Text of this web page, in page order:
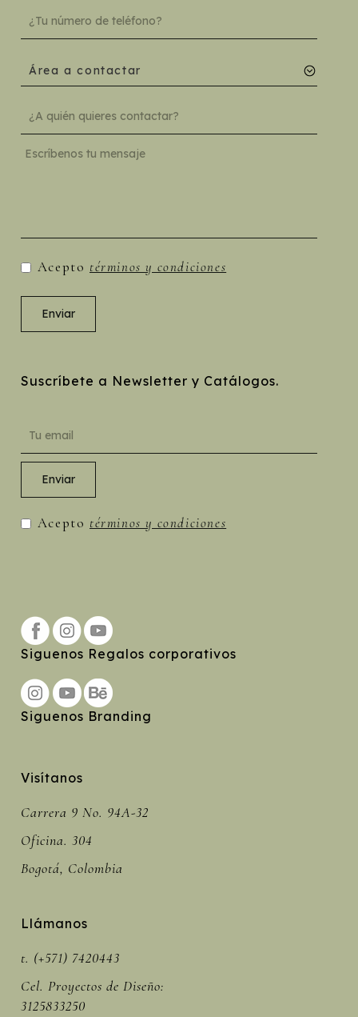
Área a contactar
Acepto términos y condiciones
Suscríbete a Newsletter y Catálogos.
Acepto términos y condiciones
Siguenos Regalos corporativos
Siguenos Branding
Visítanos
Carrera 9 No. 94A-32
Oficina. 304
Bogotá, Colombia
Llámanos
t. (+571) 7420443
Cel. Proyectos de Diseño:
3125833250